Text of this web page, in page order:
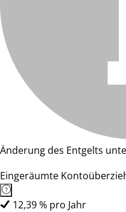
Änderung des Entgelts
Eingeräumte
12,39 % pro Jahr